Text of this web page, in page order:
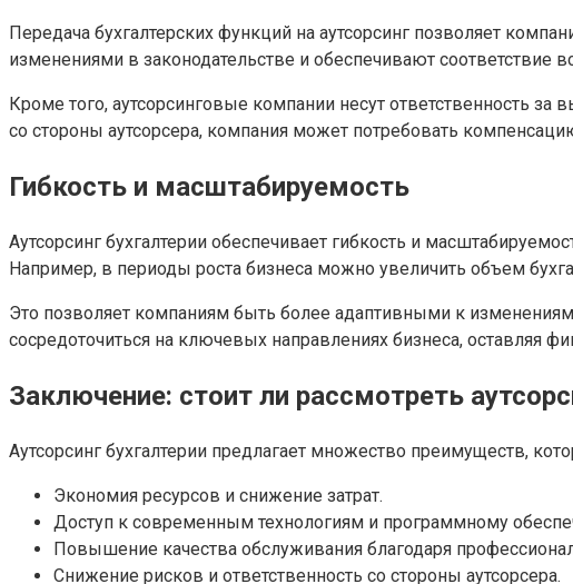
Передача бухгалтерских функций на аутсорсинг позволяет
изменениями в законодательстве и обеспечивают
Кроме того, аутсорсинговые компании несут ответственность
со стороны аутсорсера, компания может потребовать
Гибкость и масштабируемость
Аутсорсинг бухгалтерии обеспечивает гибкость и
Например, в периоды роста бизнеса можно увеличить объем
Это позволяет компаниям быть более адаптивными к
сосредоточиться на ключевых направлениях бизнеса, оставляя
Заключение: стоит ли рассмотреть
Аутсорсинг бухгалтерии предлагает множество преимуществ,
Экономия ресурсов и снижение затрат.
Доступ к современным технологиям и программному
Повышение качества обслуживания благодаря
Снижение рисков и ответственность со стороны аутсорсера.